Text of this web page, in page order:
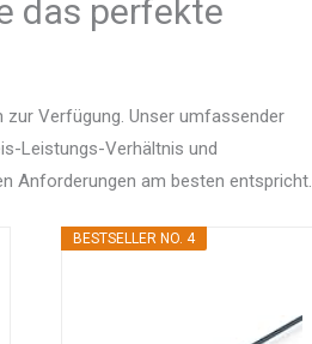
das perfekte
zur Verfügung. Unser umfassender
Leistungs-Verhältnis und
Anforderungen am besten entspricht.
BESTSELLER NO. 4